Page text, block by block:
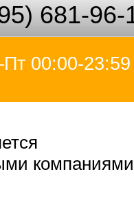
681-96-
00:00-23:59
компаниями